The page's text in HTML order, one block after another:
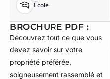
École
BROCHURE PDF :
Découvrez tout ce que vous
devez savoir sur votre
propriété préférée,
soigneusement rassemblé et